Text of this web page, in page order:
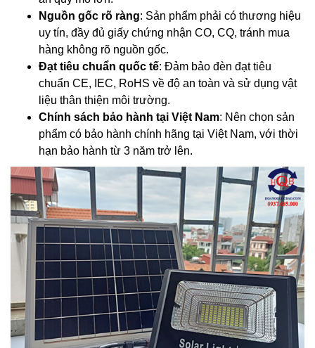
Nguồn gốc rõ ràng: Sản phẩm phải có thương hiệu
uy tín, đầy đủ giấy chứng nhận CO, CQ, tránh mua
hàng không rõ nguồn gốc.
Đạt tiêu chuẩn quốc tế: Đảm bảo đèn đạt tiêu
chuẩn CE, IEC, RoHS về độ an toàn và sử dụng vật
liệu thân thiện môi trường.
Chính sách bảo hành tại Việt Nam: Nên chọn sản
phẩm có bảo hành chính hãng tại Việt Nam, với thời
hạn bảo hành từ 3 năm trở lên.